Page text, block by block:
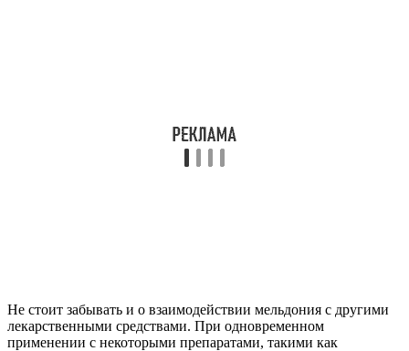
Не стоит забывать и о взаимодействии мельдония с другими
лекарственными средствами. При одновременном
применении с некоторыми препаратами, такими как